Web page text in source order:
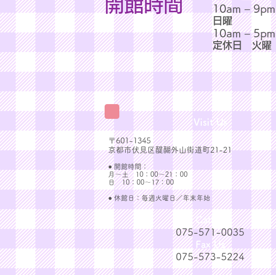
開館時間
10am – 9pm
日曜
10am – 5pm
​定休日 火曜
Visit Us
〒601-1345
京都市伏見区醍醐外山街道町21-21
● 開館時間：
月～土 10：00～21：00
日 10：00～17：00
● 休館日：毎週火曜日／年末年始
Call Us
075-571-0035
Fax Us
075-573-5224